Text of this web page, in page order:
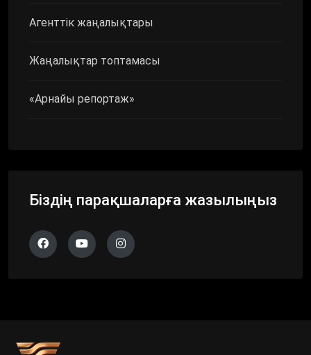
Агенттік жаңалықтары
Жаңалықтар топтамасы
«Арнайы репортаж»
Біздің парақшаларға жазылыңыз